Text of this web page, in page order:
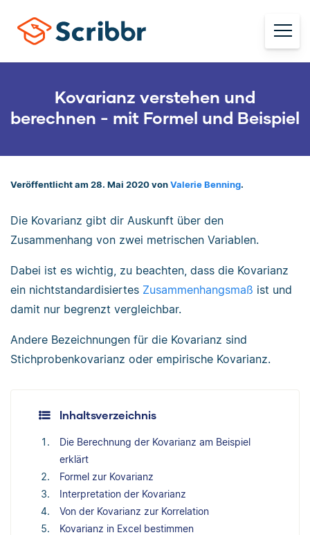
Kovarianz verstehen und
berechnen - mit Formel und Beispiel
Veröffentlicht am 28. Mai 2020 von Valerie Benning.
Die Kovarianz gibt dir Auskunft über den
Zusammenhang von zwei metrischen Variablen.
Dabei ist es wichtig, zu beachten, dass die Kovarianz
ein nichtstandardisiertes Zusammenhangsmaß ist und
damit nur begrenzt vergleichbar.
Andere Bezeichnungen für die Kovarianz sind
Stichprobenkovarianz oder empirische Kovarianz.
Inhaltsverzeichnis
Die Berechnung der Kovarianz am Beispiel
erklärt
Formel zur Kovarianz
Interpretation der Kovarianz
Von der Kovarianz zur Korrelation
Kovarianz in Excel bestimmen